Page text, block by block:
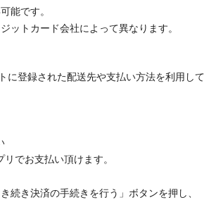
能です。
ットカード会社によって異なります。
に登録された配送先や支払い方法を利用して
でお支払い頂けます。
続き決済の手続きを行う」ボタンを押し、